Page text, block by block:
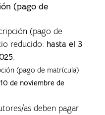
(pago de
(pago de
reducido: hasta el 3
.
(pago de matrícula)
10 de noviembre de
as deben pagar